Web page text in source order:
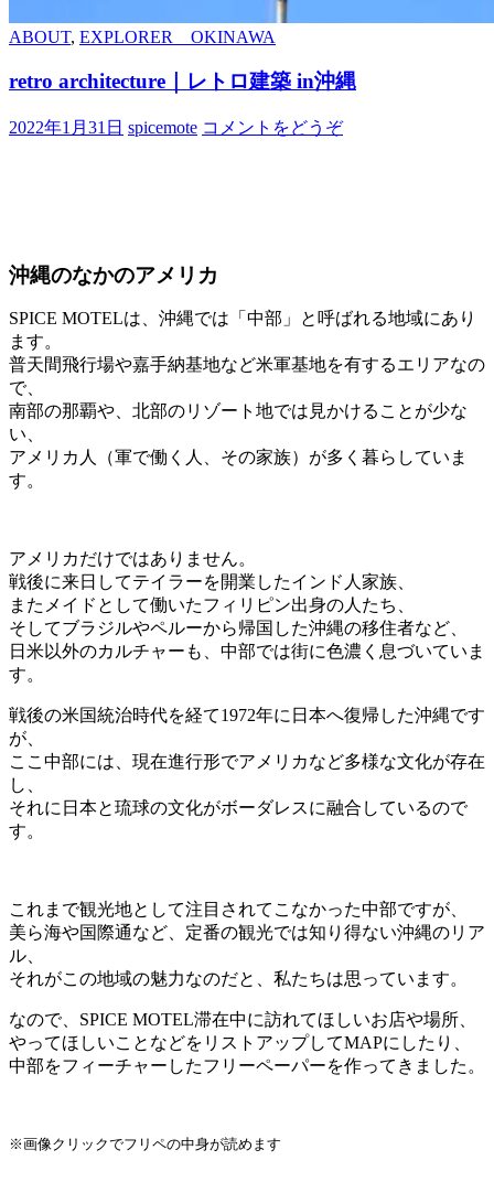
ABOUT, EXPLORER OKINAWA
retro architecture｜レトロ建築 in沖縄
2022年1月31日 spicemote コメントをどうぞ
沖縄のなかのアメリカ
SPICE MOTELは、沖縄では「中部」と呼ばれる地域にあり
ます。
普天間飛行場や嘉手納基地など米軍基地を有するエリアなの
で、
南部の那覇や、北部のリゾート地では見かけることが少な
い、
アメリカ人（軍で働く人、その家族）が多く暮らしていま
す。
アメリカだけではありません。
戦後に来日してテイラーを開業したインド人家族、
またメイドとして働いたフィリピン出身の人たち、
そしてブラジルやペルーから帰国した沖縄の移住者など、
日米以外のカルチャーも、中部では街に色濃く息づいていま
す。
戦後の米国統治時代を経て1972年に日本へ復帰した沖縄です
が、
ここ中部には、現在進行形でアメリカなど多様な文化が存在
し、
それに日本と琉球の文化がボーダレスに融合しているので
す。
これまで観光地として注目されてこなかった中部ですが、
美ら海や国際通など、定番の観光では知り得ない沖縄のリア
ル、
それがこの地域の魅力なのだと、私たちは思っています。
なので、SPICE MOTEL滞在中に訪れてほしいお店や場所、
やってほしいことなどをリストアップしてMAPにしたり、
中部をフィーチャーしたフリーペーパーを作ってきました。
※画像クリックでフリペの中身が読めます